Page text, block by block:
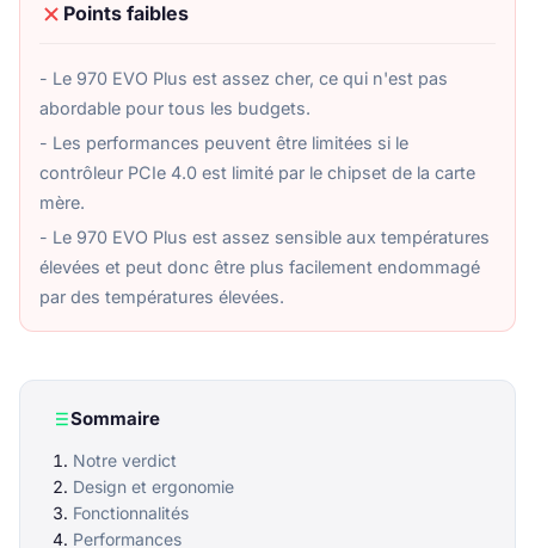
Points faibles
- Le 970 EVO Plus est assez cher, ce qui n'est pas
abordable pour tous les budgets.
- Les performances peuvent être limitées si le
contrôleur PCIe 4.0 est limité par le chipset de la carte
mère.
- Le 970 EVO Plus est assez sensible aux températures
élevées et peut donc être plus facilement endommagé
par des températures élevées.
Sommaire
Notre verdict
Design et ergonomie
Fonctionnalités
Performances